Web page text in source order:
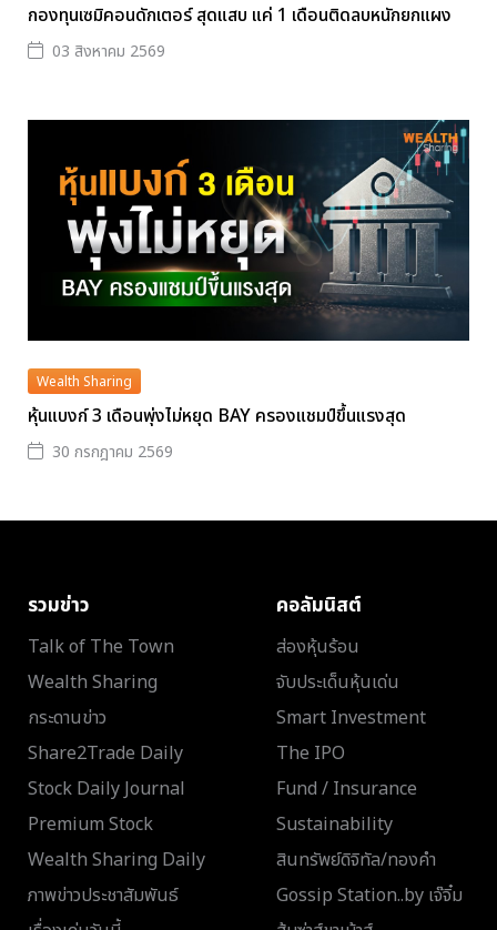
กองทุนเซมิคอนดักเตอร์ สุดแสบ แค่ 1 เดือนติดลบหนักยกแผง
03 สิงหาคม 2569
Wealth Sharing
หุ้นแบงก์ 3 เดือนพุ่งไม่หยุด BAY ครองแชมป์ขึ้นแรงสุด
30 กรกฎาคม 2569
รวมข่าว
Talk of The Town
Wealth Sharing
กระดานข่าว
Share2Trade Daily
Stock Daily Journal
Premium Stock
Wealth Sharing Daily
ภาพข่าวประชาสัมพันธ์
คอลัมนิสต์
ส่องหุ้นร้อน
จับประเด็นหุ้นเด่น
Smart Investment
The IPO
Fund / Insurance
Sustainability
สินทรัพย์ดิจิทัล/ทองคำ
Gossip Station..by เจ๊จิ๋ม